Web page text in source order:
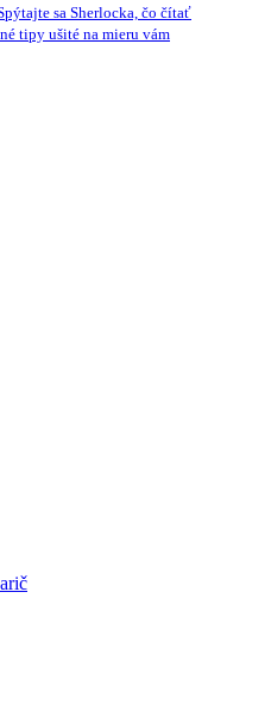
sa Sherlocka, čo čítať
tipy ušité na mieru vám